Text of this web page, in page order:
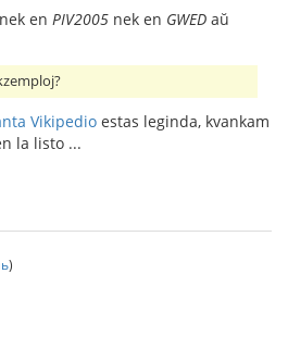
nek en PIV2005 nek en GWED aŭ
Vikipedio estas leginda, kvankam
la listo ...
)